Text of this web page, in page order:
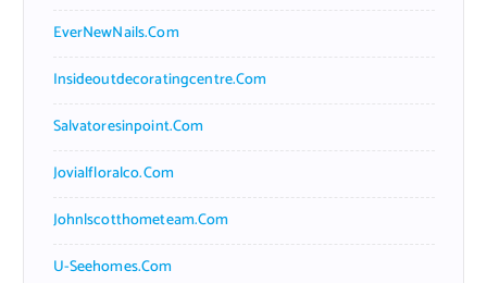
EverNewNails.com
Insideoutdecoratingcentre.com
Salvatoresinpoint.com
Jovialfloralco.com
Johnlscotthometeam.com
U-Seehomes.com